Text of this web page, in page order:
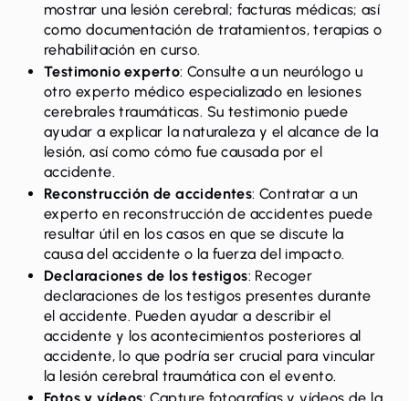
mostrar una lesión cerebral; facturas médicas; así
como documentación de tratamientos, terapias o
rehabilitación en curso.
Testimonio experto: Consulte a un neurólogo u
otro experto médico especializado en lesiones
cerebrales traumáticas. Su testimonio puede
ayudar a explicar la naturaleza y el alcance de la
lesión, así como cómo fue causada por el
accidente.
Reconstrucción de accidentes: Contratar a un
experto en reconstrucción de accidentes puede
resultar útil en los casos en que se discute la
causa del accidente o la fuerza del impacto.
Declaraciones de los testigos: Recoger
declaraciones de los testigos presentes durante
el accidente. Pueden ayudar a describir el
accidente y los acontecimientos posteriores al
accidente, lo que podría ser crucial para vincular
la lesión cerebral traumática con el evento.